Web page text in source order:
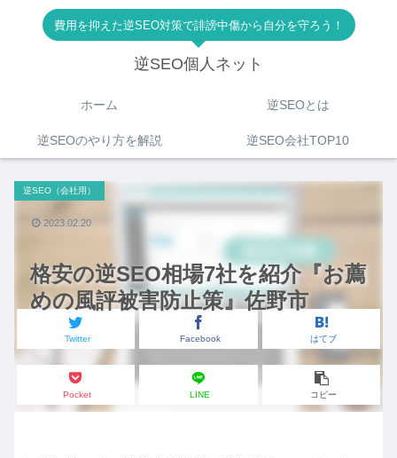
費用を抑えた逆SEO対策で誹謗中傷から自分を守ろう！
逆SEO個人ネット
ホーム 逆SEOとは
逆SEOのやり方を解説 逆SEO会社TOP10
格安の逆SEO相場7社を紹介『お薦
めの風評被害防止策』佐野市
逆SEO（会社用）
Twitter Facebook はてブ
Pocket LINE コピー
2023.02.20